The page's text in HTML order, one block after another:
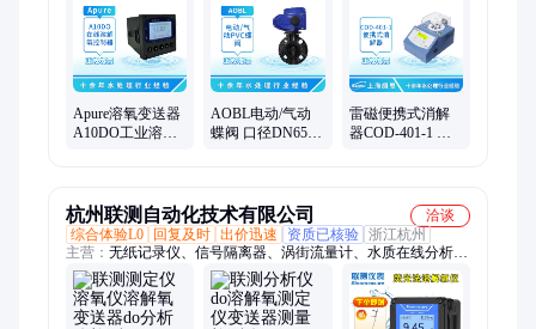
Apure溶氧变送器
A10DO工业溶解
AOBL电动/气动
蝶阀 口径DN65-
雷磁便携式消解
器COD-401-1 国
杭州联测自动化技术有限公司
洽谈
综合体验L0
回复及时 出价迅速 资质已核验 浙江杭州
主营： 无纸记录仪、信号隔离器、涡街流量计、水质在线分析
仪、联测压力变送器、电磁流量计、投入式液位计、自动监测设
备